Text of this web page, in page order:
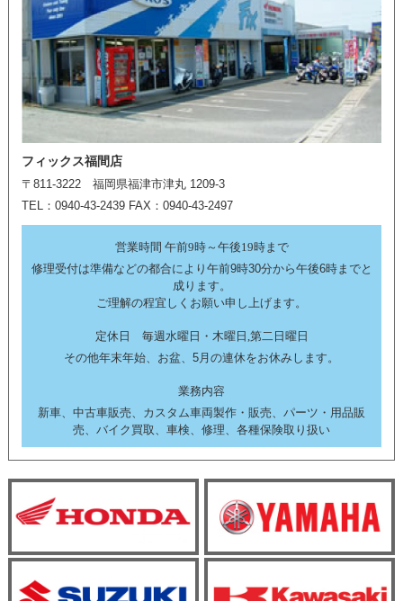
フィックス福間店
〒811-3222 福岡県福津市津丸 1209-3
TEL：0940-43-2439 FAX：0940-43-2497
営業時間 午前9時～午後19時まで
修理受付は準備などの都合により午前9時30分から午後6時までと
成ります。
ご理解の程宜しくお願い申し上げます。
定休日 毎週水曜日・木曜日,第二日曜日
その他年末年始、お盆、5月の連休をお休みします。
業務内容
新車、中古車販売、カスタム車両製作・販売、パーツ・用品販
売、バイク買取、車検、修理、各種保険取り扱い